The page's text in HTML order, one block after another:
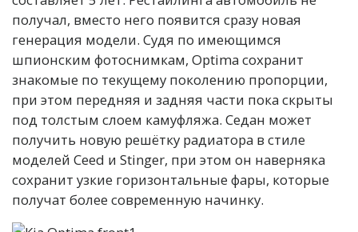
получал, вместо него появится сразу новая
генерация модели. Судя по имеющимся
шпионским фотоснимкам, Optima сохранит
знакомые по текущему поколению пропорции,
при этом передняя и задняя части пока скрыты
под толстым слоем камуфляжа. Седан может
получить новую решётку радиатора в стиле
моделей Ceed и Stinger, при этом он наверняка
сохранит узкие горизонтальные фары, которые
получат более современную начинку.